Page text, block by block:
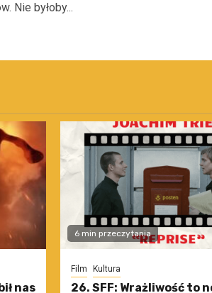
Nie byłoby...
nas
6 min przeczytania
Film Kultura
26. SFF: Wrażliwość to